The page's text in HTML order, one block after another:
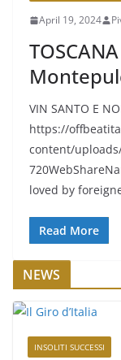
April 19, 2024
VIN SANTO E
https://
content/
loved by
Read More
NEWS
INSOLITI SUCCESSI